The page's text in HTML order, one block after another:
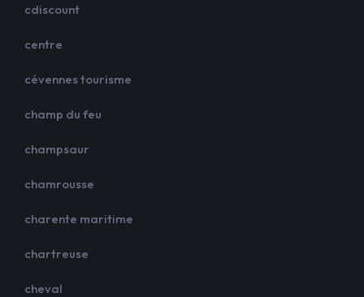
cdiscount
centre
cévennes tourisme
champ du feu
champsaur
chamrousse
charente maritime
chartreuse
cheval